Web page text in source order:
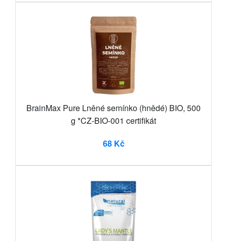
BrainMax Pure Lněné semínko (hnědé) BIO, 500
g *CZ-BIO-001 certifikát
68 Kč